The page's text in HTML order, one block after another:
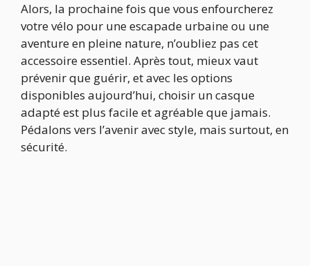
Alors, la prochaine fois que vous enfourcherez
votre vélo pour une escapade urbaine ou une
aventure en pleine nature, n’oubliez pas cet
accessoire essentiel. Après tout, mieux vaut
prévenir que guérir, et avec les options
disponibles aujourd’hui, choisir un casque
adapté est plus facile et agréable que jamais.
Pédalons vers l’avenir avec style, mais surtout, en
sécurité.